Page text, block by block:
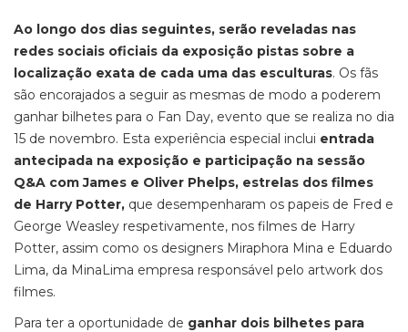
Ao longo dos dias seguintes, serão reveladas nas
redes sociais oficiais da exposição pistas sobre a
localização exata de cada uma das esculturas. Os fãs
são encorajados a seguir as mesmas de modo a poderem
ganhar bilhetes para o Fan Day, evento que se realiza no dia
15 de novembro. Esta experiência especial inclui entrada
antecipada na exposição e participação na sessão
Q&A com James e Oliver Phelps, estrelas dos filmes
de Harry Potter, que desempenharam os papeis de Fred e
George Weasley respetivamente, nos filmes de Harry
Potter, assim como os designers Miraphora Mina e Eduardo
Lima, da MinaLima empresa responsável pelo artwork dos
filmes.
Para ter a oportunidade de ganhar dois bilhetes para